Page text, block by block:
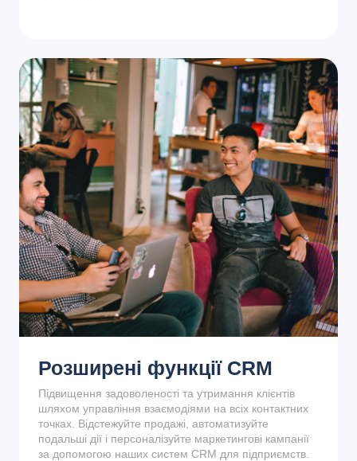
Розширені функції CRM
Підвищення задоволеності та утримання клієнтів
шляхом управління взаємодіями на всіх контактних
точках. Відстежуйте продажі, автоматизуйте
подальші дії і персоналізуйте маркетингові кампанії
за допомогою наших систем CRM для підприємств.